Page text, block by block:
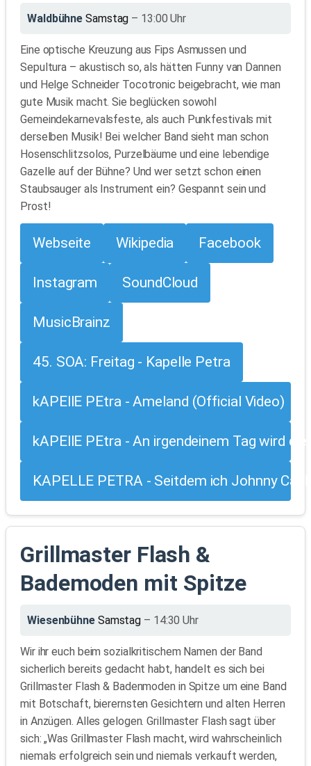
Waldbühne Samstag – 13:00 Uhr
Eine optische Kreuzung aus Fips Asmussen und
Sepultura – akustisch so, als hätten Funny van Dannen
und Helge Schneider Tocotronic beigebracht, wie man
gute Musik macht. Sie beglücken sowohl
Gemeindekarnevalsfeste, als auch Punkfestivals mit
derselben Musik! Bei welcher Band sieht man schon
Hosenschlitzsolos, Purzelbäume und eine lebendige
Gazelle auf der Bühne? Und wer setzt schon einen
Staubsauger als Instrument ein? Gespannt sein und
Prost!
Webseite Wikipedia Facebook
Instagram SoundCloud
MusicBrainz
45. SOA: Freitag - Kapelle Petra
kAPEllE PEtra - Ameland (Official Video)
kAPEllE PEtra - An irgendeinem Tag wird
KAPELLE PETRA - Seitdem ich Johnny
Grillmaster Flash &
Bademoden mit Spitze
Wiesenbühne Samstag – 14:30 Uhr
Wir ihr euch beim sozialkritischem Namen der Band
sicherlich bereits gedacht habt, handelt es sich bei
Grillmaster Flash & Badenmoden in Spitze um eine Band
mit Botschaft, bierernsten Gesichtern und alten Herren
in Anzügen. Alles gelogen. Grillmaster Flash sagt über
sich: „Was Grillmaster Flash macht, wird wahrscheinlich
niemals erfolgreich sein und niemals verkauft werden,